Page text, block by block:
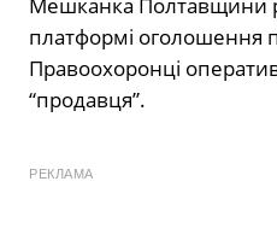
платформі оголошення
Правоохоронці
“продавця”.
РЕКЛАМА